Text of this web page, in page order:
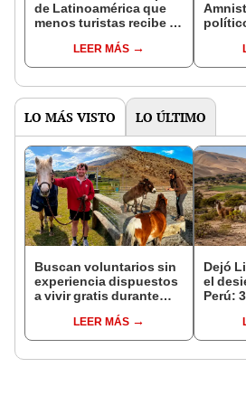
de Latinoamérica que
menos turistas recibe al
maravilla natural
LEER MÁS
LO MÁS VISTO LO ÚLTIMO
Buscan voluntarios sin
experiencia dispuestos
a vivir gratis durante
cuidar caballos, burros
y otros animales
LEER MÁS
Dejó
el
Perú:
creó